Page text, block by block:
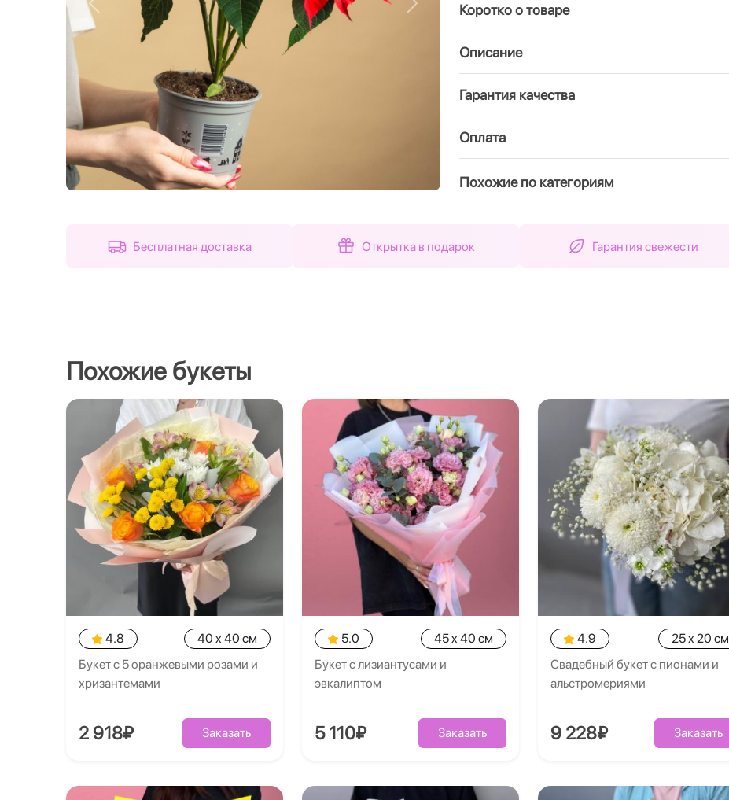
Назад Вперед Коротко о товаре
Описание
Гарантия качества
Оплата
Похожие по категориям
Бесплатная доставка Открытка в подарок Гарантия свежести
Похожие букеты
4.8
40 x 40 см
Букет с 5 оранжевыми розами и
хризантемами
2 918₽ Заказать
5.0
45 x 40 см
Букет с лизиантусами и
эвкалиптом
5 110₽ Заказать
4.9
25 x 20 см
Свадебный букет с пионами и
альстромериями
9 228₽ Заказать